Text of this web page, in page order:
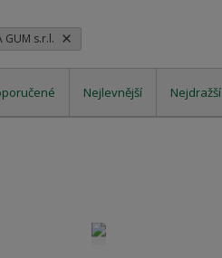
GUM s.r.l.
Nejlevnější Nejdražší